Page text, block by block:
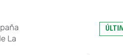
La